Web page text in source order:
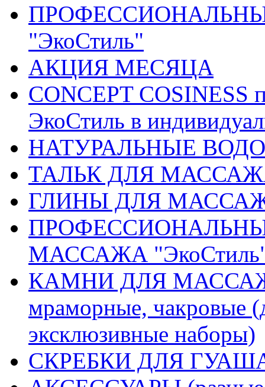
"ЭкоСтиль"
АКЦИЯ МЕСЯЦА
CONCEPT COSINESS
ЭкоСтиль в
НАТУРАЛЬНЫЕ
ТАЛЬК ДЛЯ
ГЛИНЫ ДЛЯ
МАССАЖА
КАМНИ ДЛЯ МАССАЖА
мраморные, чакровые
эксклюзивные наборы)
СКРЕБКИ ДЛЯ